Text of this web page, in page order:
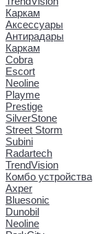
Каркам
Аксессуары
Антирадары
Каркам
Cobra
Escort
Neoline
Playme
Prestige
SilverStone
Street Storm
Subini
Radartech
TrendVision
Комбо устройства
Axper
Bluesonic
Dunobil
Neoline